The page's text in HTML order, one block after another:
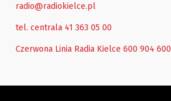
radio@radiokielce.pl
tel. centrala 41 363 05 00
Czerwona Linia Radia Kielce 600 904 600